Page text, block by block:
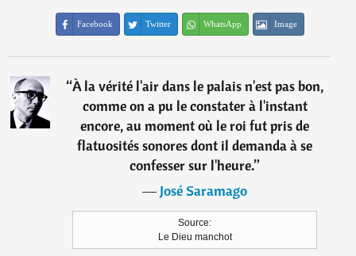
Facebook Twitter WhatsApp Image
“À la vérité l'air dans le palais n'est pas bon,
comme on a pu le constater à l'instant
encore, au moment où le roi fut pris de
flatuosités sonores dont il demanda à se
confesser sur l'heure.”
―José Saramago
Source:
Le Dieu manchot